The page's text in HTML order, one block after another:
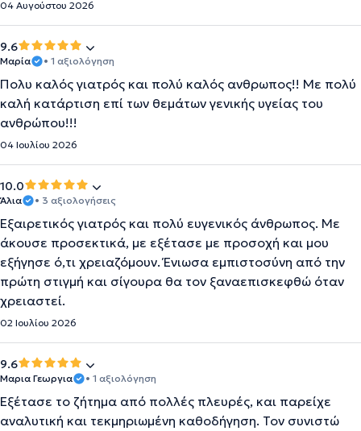
04 Αυγούστου 2026
9.6
Μαρία • 1 αξιολόγηση
Πολυ καλός γιατρός και πολύ καλός ανθρωπος!! Με πολύ
καλή κατάρτιση επί των θεμάτων γενικής υγείας του
ανθρώπου!!!
04 Ιουλίου 2026
10.0
Άλια • 3 αξιολογήσεις
Εξαιρετικός γιατρός και πολύ ευγενικός άνθρωπος. Με
άκουσε προσεκτικά, με εξέτασε με προσοχή και μου
εξήγησε ό,τι χρειαζόμουν. Ένιωσα εμπιστοσύνη από την
πρώτη στιγμή και σίγουρα θα τον ξαναεπισκεφθώ όταν
χρειαστεί.
02 Ιουλίου 2026
9.6
Μαρια Γεωργια • 1 αξιολόγηση
Εξέτασε το ζήτημα από πολλές πλευρές, και παρείχε
αναλυτική και τεκμηριωμένη καθοδήγηση. Τον συνιστώ